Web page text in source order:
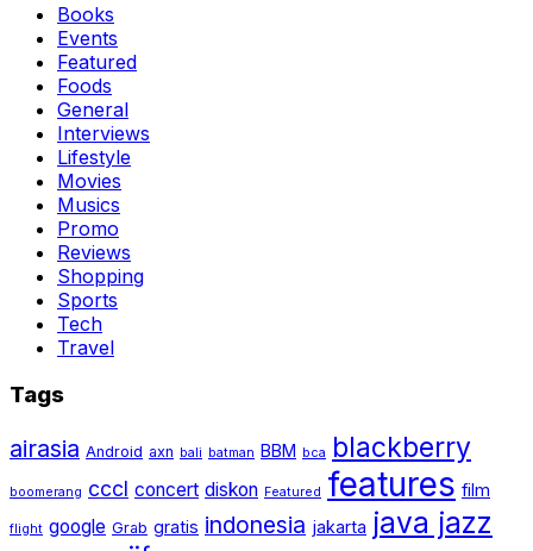
Books
Events
Featured
Foods
General
Interviews
Lifestyle
Movies
Musics
Promo
Reviews
Shopping
Sports
Tech
Travel
Tags
airasia Android axn bali batman BBM bca blackberry
boomerang cccl concert diskon Featured features film
flight google Grab gratis indonesia jakarta java jazz